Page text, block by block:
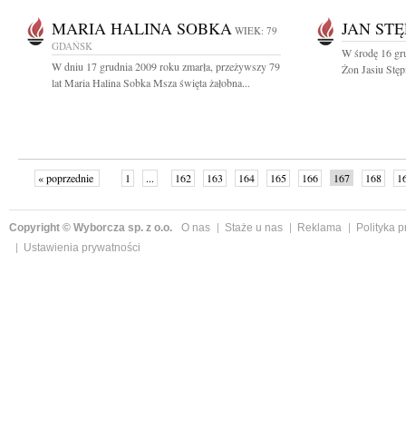
MARIA HALINA SOBKA WIEK: 79
GDAŃSK
W dniu 17 grudnia 2009 roku zmarła, przeżywszy 79
lat Maria Halina Sobka Msza święta żałobna...
JAN
W środę 16
Żon Jasiu
« poprzednie 1 ... 162 163 164 165 166 167 168
Copyright © Wyborcza sp. z o.o. O nas Staże u nas Reklama
Polityka
Ustawienia prywatności